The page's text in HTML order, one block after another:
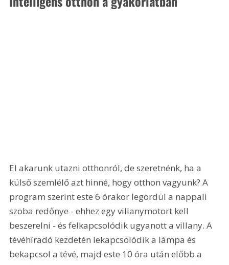
El akarunk utazni otthonról, de szeretnénk, ha a
külső szemlélő azt hinné, hogy otthon vagyunk? A
program szerint este 6 órakor legördül a nappali
szoba redőnye - ehhez egy villanymotort kell
beszerelni - és felkapcsolódik ugyanott a villany. A
tévéhíradó kezdetén lekapcsolódik a lámpa és
bekapcsol a tévé, majd este 10 óra után előbb a